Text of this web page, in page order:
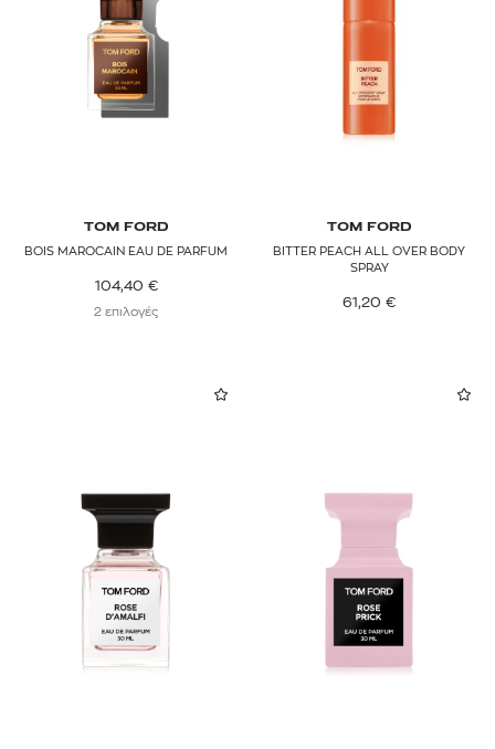
TOM FORD
BOIS MAROCAIN EAU DE PARFUM
104,40 €
2 επιλογές
TOM FORD
BITTER PEACH ALL OVER BODY
SPRAY
61,20 €